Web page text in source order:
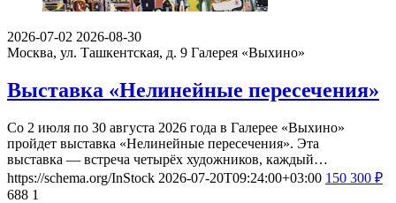
2026-07-02 2026-08-30
Москва, ул. Ташкентская, д. 9 Галерея «Выхино»
Выставка «Нелинейные пересечения»
Со 2 июля по 30 августа 2026 года в Галерее «Выхино»
пройдет выставка «Нелинейные пересечения». Эта
выставка — встреча четырёх художников, каждый…
https://schema.org/InStock 2026-07-20T09:24:00+03:00 150 300 ₽
688 1